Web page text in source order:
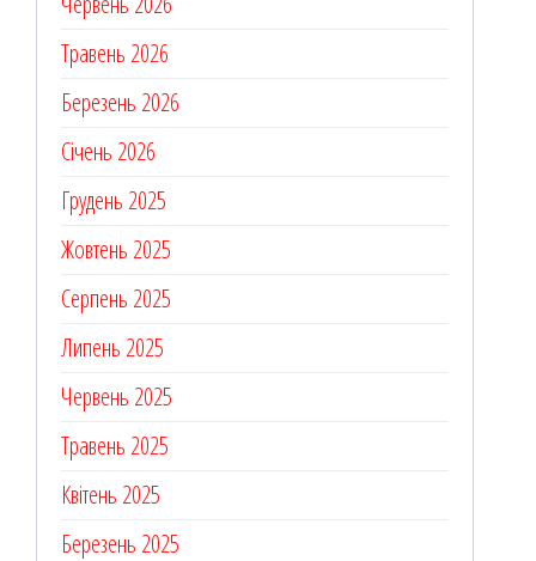
Травень 2026
Березень 2026
Січень 2026
Грудень 2025
Жовтень 2025
Серпень 2025
Липень 2025
Червень 2025
Травень 2025
Квітень 2025
Березень 2025